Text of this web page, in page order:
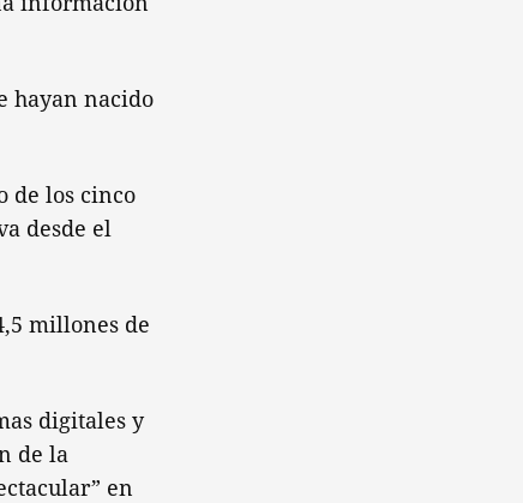
hayan nacido
de los cinco
desde el
millones de
digitales y
de la
en